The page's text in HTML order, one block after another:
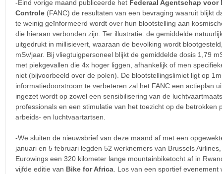
-Eind vorige maand publiceerde het Federaal Agentschap voor
Controle (FANC) de resultaten van een bevraging waaruit blijkt
te weinig geïnformeerd wordt over hun blootstelling aan
die hieraan verbonden zijn. Ter illustratie: de gemiddelde
uitgedrukt in millisievert, waaraan de bevolking wordt
mSv/jaar. Bij vliegtuigpersoneel blijkt de gemiddelde dosis 1,79
met piekgevallen die 4x hoger liggen, afhankelijk of men
niet (bijvoorbeeld over de polen). De blootstellingslimiet ligt op
informatiedoorstroom te verbeteren zal het FANC een actieplan
ingezet wordt op zowel een sensibilisering van de
professionals en een stimulatie van het toezicht op de betrokken
arbeids- en luchtvaartartsen.
-We sluiten de nieuwsbrief van deze maand af met een
januari en 5 februari legden 52 werknemers van Brussels
Eurowings een 320 kilometer lange mountainbiketocht af in
vijfde editie van Bike for Africa. Los van een sportief evenement